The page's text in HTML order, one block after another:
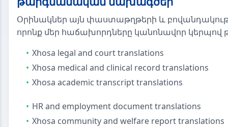
Օրինակներ այն փաստաթղթերի և
որոնք մեր հաճախորդները կանոնավոր կերպով
Xhosa legal and court translations
Xhosa medical and clinical record translations
Xhosa academic transcript translations
HR and employment document translations
Xhosa community and welfare report translations